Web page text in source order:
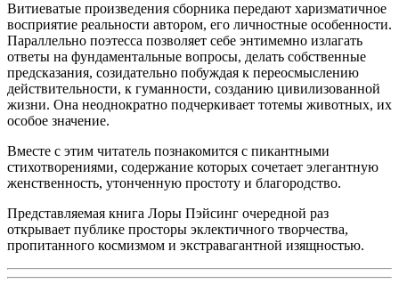
Витиеватые произведения сборника передают харизматичное
восприятие реальности автором, его личностные особенности.
Параллельно поэтесса позволяет себе энтимемно излагать
ответы на фундаментальные вопросы, делать собственные
предсказания, созидательно побуждая к переосмыслению
действительности, к гуманности, созданию цивилизованной
жизни. Она неоднократно подчеркивает тотемы животных, их
особое значение.
Вместе с этим читатель познакомится с пикантными
стихотворениями, содержание которых сочетает элегантную
женственность, утонченную простоту и благородство.
Представляемая книга Лоры Пэйсинг очередной раз
открывает публике просторы эклектичного творчества,
пропитанного космизмом и экстравагантной изящностью.